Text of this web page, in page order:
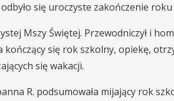
się uroczyste zakończenie
Mszy Świętej. Przewodniczył i
się rok szkolny, opiekę,
się wakacji.
R. podsumowała mijający rok